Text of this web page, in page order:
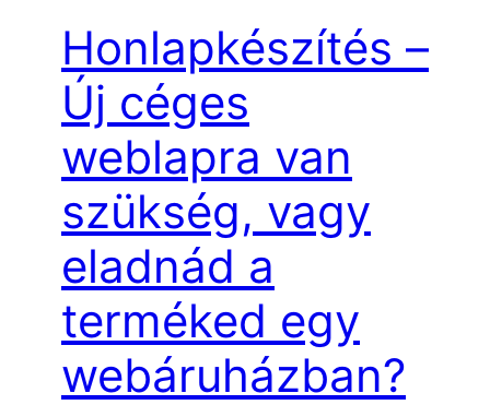
Honlapkészítés –
Új céges
weblapra van
szükség, vagy
eladnád a
terméked egy
webáruházban?